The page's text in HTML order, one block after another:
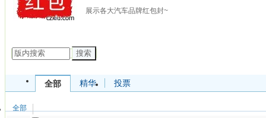
展示各大汽车品牌红包封~
搜索
全部 精华 投票
全部